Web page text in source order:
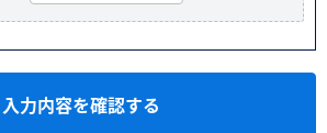
入力内容を確認する